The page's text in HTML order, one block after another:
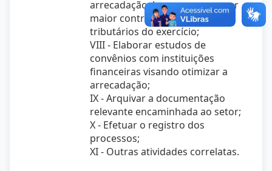
arrecadação, bem como exercer
maior controle dos créditos
tributários do exercício;
VIII - Elaborar estudos de
convênios com instituições
financeiras visando otimizar a
arrecadação;
IX - Arquivar a documentação
relevante encaminhada ao setor;
X - Efetuar o registro dos
processos;
XI - Outras atividades correlatas.